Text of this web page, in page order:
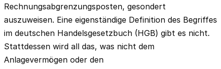
Rechnungsabgrenzungsposten, gesondert
auszuweisen. Eine eigenständige Definition des Begriffes
im deutschen Handelsgesetzbuch (HGB) gibt es nicht.
Stattdessen wird all das, was nicht dem
Anlagevermögen oder den